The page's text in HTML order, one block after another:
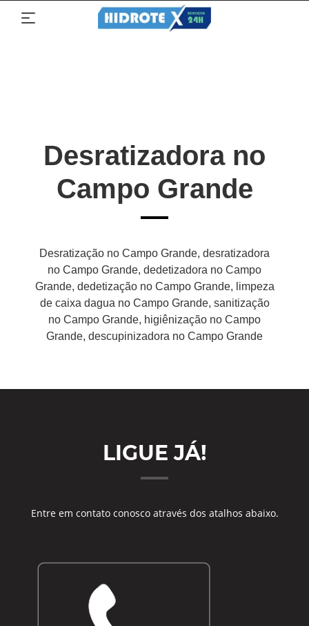
Desratizadora no
Campo Grande
Desratização no Campo Grande, desratizadora
no Campo Grande, dedetizadora no Campo
Grande, dedetização no Campo Grande, limpeza
de caixa dagua no Campo Grande, sanitização
no Campo Grande, higiênização no Campo
Grande, descupinizadora no Campo Grande
LIGUE JÁ!
Entre em contato conosco através dos atalhos abaixo.